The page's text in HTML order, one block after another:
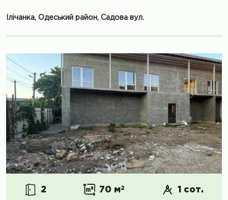
Ілічанка, Одеський район, Садова вул.
2 70 м2 1 сот.